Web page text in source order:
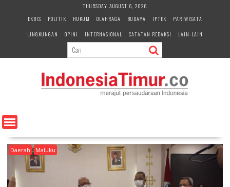
e
n
THURSDAY, AUGUST 6, 2026
EKBIS
POLITIK HUKUM OLAHRAGA BUDAYA IPTEK
PARIWISATA
LINGKUNGAN
OPINI INTERNASIONAL CATATAN REDAKSI LAIN-LAIN
Daerah Maluku